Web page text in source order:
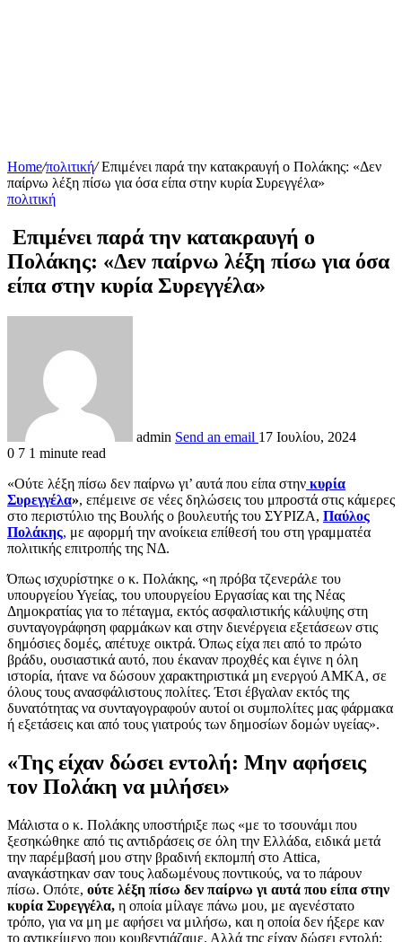
Home/πολιτική/Επιμένει παρά την κατακραυγή ο Πολάκης: «Δεν
παίρνω λέξη πίσω για όσα είπα στην κυρία Συρεγγέλα»
πολιτική
Επιμένει παρά την κατακραυγή ο
Πολάκης: «Δεν παίρνω λέξη πίσω για όσα
είπα στην κυρία Συρεγγέλα»
admin Send an email 17 Ιουλίου, 2024
0 7 1 minute read
«Ούτε λέξη πίσω δεν παίρνω γι’ αυτά που είπα στην κυρία
Συρεγγέλα», επέμεινε σε νέες δηλώσεις του μπροστά στις κάμερες
στο περιστύλιο της Βουλής ο βουλευτής του ΣΥΡΙΖΑ, Παύλος
Πολάκης, με αφορμή την ανοίκεια επίθεσή του στη γραμματέα
πολιτικής επιτροπής της ΝΔ.
Όπως ισχυρίστηκε ο κ. Πολάκης, «η πρόβα τζενεράλε του
υπουργείου Υγείας, του υπουργείου Εργασίας και της Νέας
Δημοκρατίας για το πέταγμα, εκτός ασφαλιστικής κάλυψης στη
συνταγογράφηση φαρμάκων και στην διενέργεια εξετάσεων στις
δημόσιες δομές, απέτυχε οικτρά. Όπως είχα πει από το πρώτο
βράδυ, ουσιαστικά αυτό, που έκαναν προχθές και έγινε η όλη
ιστορία, ήτανε να δώσουν χαρακτηριστικά μη ενεργού ΑΜΚΑ, σε
όλους τους ανασφάλιστους πολίτες. Έτσι έβγαλαν εκτός της
δυνατότητας να συνταγογραφούν αυτοί οι συμπολίτες μας φάρμακα
ή εξετάσεις και από τους γιατρούς των δημοσίων δομών υγείας».
«Της είχαν δώσει εντολή: Μην αφήσεις
τον Πολάκη να μιλήσει»
Μάλιστα ο κ. Πολάκης υποστήριξε πως «με το τσουνάμι που
ξεσηκώθηκε από τις αντιδράσεις σε όλη την Ελλάδα, ειδικά μετά
την παρέμβασή μου στην βραδινή εκπομπή στο Attica,
αναγκάστηκαν σαν τους λαδωμένους ποντικούς, να το πάρουν
πίσω. Οπότε, ούτε λέξη πίσω δεν παίρνω γι αυτά που είπα στην
κυρία Συρεγγέλα, η οποία μίλαγε πάνω μου, με αγενέστατο
τρόπο, για να μη με αφήσει να μιλήσω, και η οποία δεν ήξερε καν
το αντικείμενο που κουβεντιάζαμε. Αλλά της είχαν δώσει εντολή: